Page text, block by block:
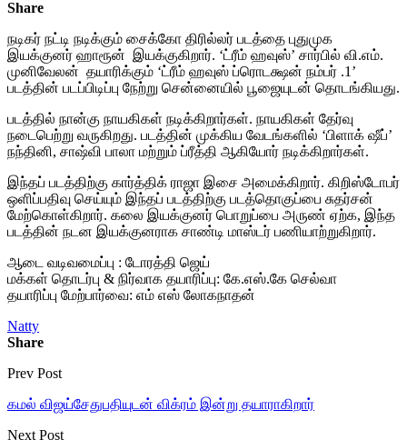
Share
நடிகர் நட்டி நடிக்கும் சைக்கோ திரில்லர் படத்தை புதுமுக
இயக்குனர் ஹாரூன் இயக்குகிறார். ‘ட்ரீம் ஹவுஸ்’ சார்பில் வி.எம்.
முனிவேலன் தயாரிக்கும் ‘ட்ரீம் ஹவுஸ் ப்ரொடக்ஷன் நம்பர் .1’
படத்தின் படப்பிடிப்பு நேற்று சென்னையில் பூஜையுடன் தொடங்கியது.
படத்தில் நான்கு நாயகிகள் நடிக்கிறார்கள். நாயகிகள் தேர்வு
நடைபெற்று வருகிறது. படத்தின் முக்கிய வேடங்களில் ‘பிளாக் ஷீப்’
நந்தினி, சாஷ்வி பாலா மற்றும் ப்ரீத்தி ஆகியோர் நடிக்கிறார்கள்.
இந்தப் படத்திற்கு கார்த்திக் ராஜா இசை அமைக்கிறார். கிறிஸ்டோபர்
ஒளிப்பதிவு செய்யும் இந்தப் படத்திற்கு படத்தொகுப்பை சுதர்சன்
மேற்கொள்கிறார். கலை இயக்குனர் பொறுப்பை அருண் ஏற்க, இந்த
படத்தின் நடன இயக்குனராக சாண்டி மாஸ்டர் பணியாற்றுகிறார்.
ஆடை வடிவமைப்பு : டோரத்தி ஜெய்
மக்கள் தொடர்பு & நிர்வாக தயாரிப்பு: கே.எஸ்.கே செல்வா
தயாரிப்பு மேற்பார்வை: எம் எஸ் லோகநாதன்
Natty
Share
Prev Post
கமல் விஜய்சேதுபதியுடன் விக்ரம் இன்று தயாராகிறார்
Next Post